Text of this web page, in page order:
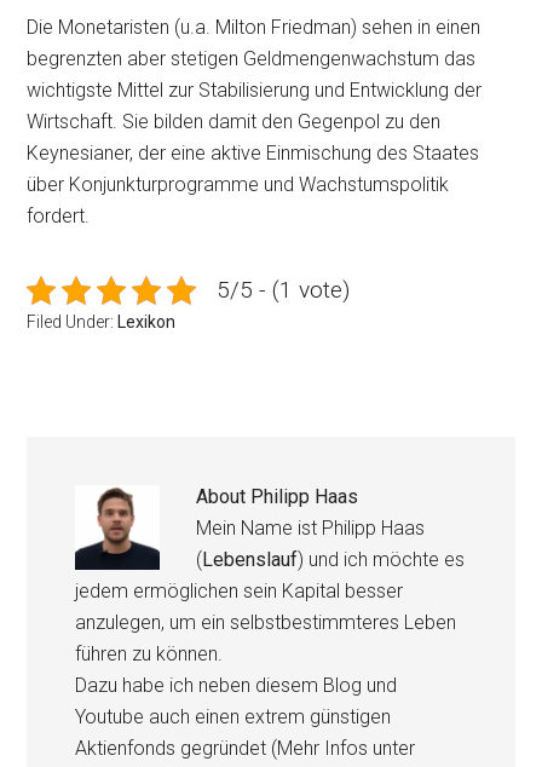
Die Monetaristen (u.a. Milton Friedman) sehen in einen
begrenzten aber stetigen Geldmengenwachstum das
wichtigste Mittel zur Stabilisierung und Entwicklung der
Wirtschaft. Sie bilden damit den Gegenpol zu den
Keynesianer, der eine aktive Einmischung des Staates
über Konjunkturprogramme und Wachstumspolitik
fordert.
5/5 - (1 vote)
Filed Under: Lexikon
About Philipp Haas
Mein Name ist Philipp Haas
(Lebenslauf) und ich möchte es
jedem ermöglichen sein Kapital besser
anzulegen, um ein selbstbestimmteres Leben
führen zu können.
Dazu habe ich neben diesem Blog und
Youtube auch einen extrem günstigen
Aktienfonds gegründet (Mehr Infos unter